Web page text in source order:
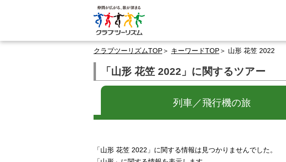
クラブツーリズムTOP キーワードTOP 山形 花笠 2022
「山形 花笠 2022」に関するツアー
列車／飛行機の旅
「山形 花笠 2022」に関する情報は見つかりませんでした。